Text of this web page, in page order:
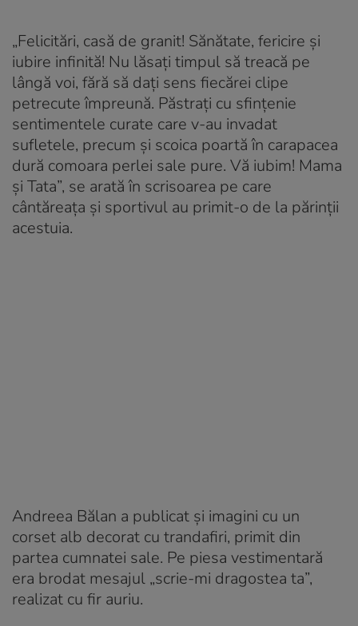
„Felicitări, casă de granit! Sănătate, fericire și
iubire infinită! Nu lăsați timpul să treacă pe
lângă voi, fără să dați sens fiecărei clipe
petrecute împreună. Păstrați cu sfințenie
sentimentele curate care v-au invadat
sufletele, precum și scoica poartă în carapacea
dură comoara perlei sale pure. Vă iubim! Mama
și Tata”, se arată în scrisoarea pe care
cântăreața și sportivul au primit-o de la părinții
acestuia.
Andreea Bălan a publicat și imagini cu un
corset alb decorat cu trandafiri, primit din
partea cumnatei sale. Pe piesa vestimentară
era brodat mesajul „scrie-mi dragostea ta”,
realizat cu fir auriu.